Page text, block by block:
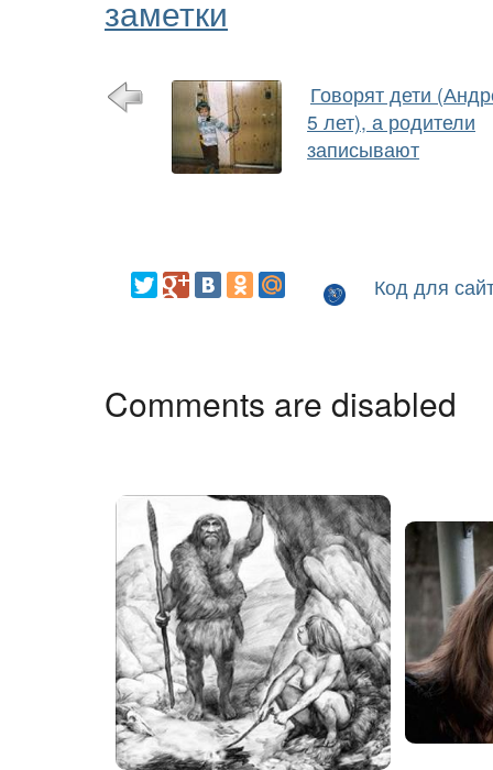
заметки
Говорят дети
5 лет), а родители
записывают
Код для
Comments are disabled